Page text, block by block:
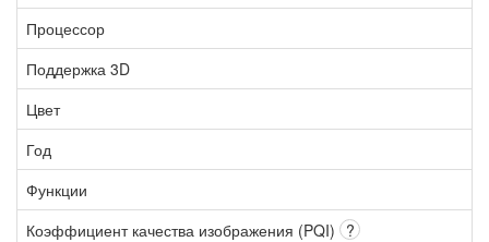
Процессор
Поддержка 3D
Цвет
Год
Функции
Коэффициент качества изображения (PQI) ?